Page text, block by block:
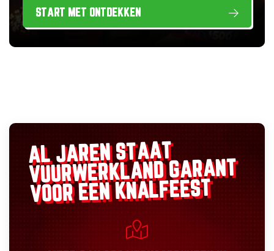
START MET ONTDEKKEN
AL JAREN STAAT
VUURWERKLANDGARANT
VOOR EEN KNALFEEST